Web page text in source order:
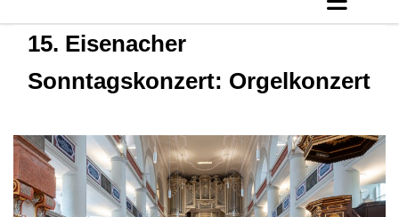
15. Eisenacher
Sonntagskonzert: Orgelkonzert